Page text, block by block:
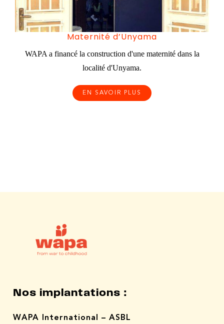
Maternité d’Unyama
WAPA a financé la construction d'une maternité dans la
localité d'Unyama.
EN SAVOIR PLUS
Nos implantations :
WAPA International – ASBL